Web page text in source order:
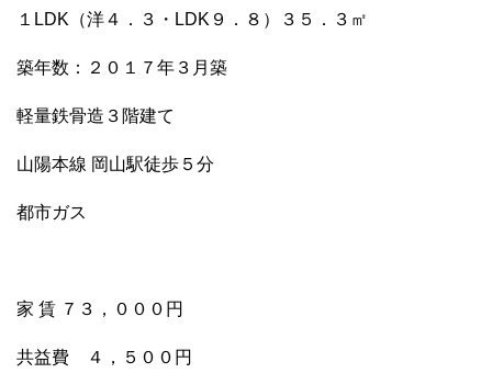
１LDK（洋４．３・LDK９．８）３５．３㎡
築年数：２０１７年３月築
軽量鉄骨造３階建て
山陽本線 岡山駅徒歩５分
都市ガス
家 賃 ７３，０００円
共益費 ４，５００円